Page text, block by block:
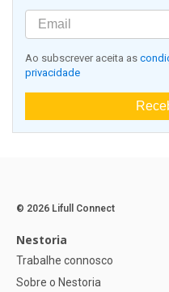
Ao subscrever aceita as
privacidade
© 2026 Lifull Connect
Nestoria
Trabalhe connosco
Sobre o Nestoria